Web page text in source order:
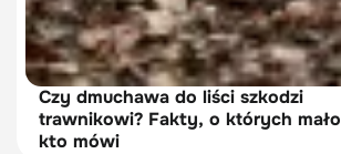
Czy dmuchawa do liści szkodzi
trawnikowi? Fakty, o których mało
kto mówi